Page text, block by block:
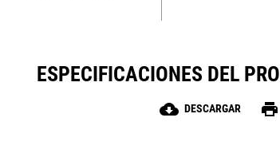
ESPECIFICACIONES DEL
cloud_download DESCARGAR print